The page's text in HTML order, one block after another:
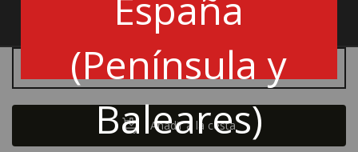
(Península y
Baleares)
Cantidad
Añadir a la cesta